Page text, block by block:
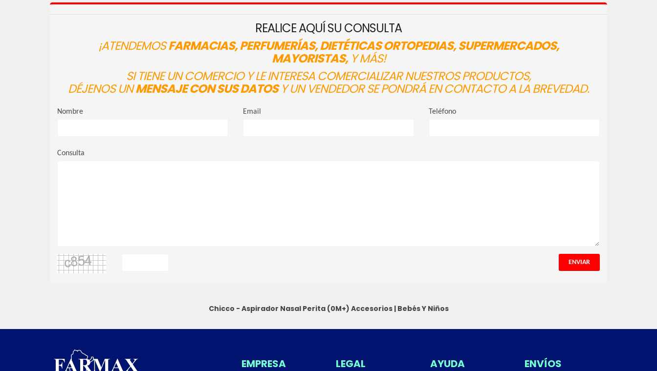
REALICE AQUÍ SU CONSULTA
¡ATENDEMOSFARMACIAS, PERFUMERÍAS, DIETÉTICAS ORTOPEDIAS, SUPERMERCADOS,
MAYORISTAS,Y MÁS!
SI TIENE UN COMERCIO Y LE INTERESA COMERCIALIZAR NUESTROS PRODUCTOS,
DÉJENOS UNMENSAJE CON SUS DATOSY UN VENDEDOR SE PONDRÁ EN CONTACTO A LA BREVEDAD.
Nombre Email Teléfono
Consulta
ENVIAR
Chicco - Aspirador Nasal Perita (0M+) Accesorios| Bebés Y Niños
EMPRESA LEGAL AYUDA ENVÍOS